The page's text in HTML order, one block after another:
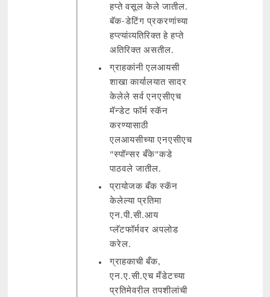
हप्ते वसूल केले जातील.
बॅक-डेटिंग प्रकरणांच्या
हप्त्यांव्यतिरिक्त हे हप्ते
अतिरिक्त असतील.
ग्राहकांनी एलआयसी
शाखा कार्यालयात सादर
केलेले सर्व एनएसीएच
मॅन्डेट फॉर्म स्कॅन
करण्यासाठी
एलआयसीच्या एनएसीएच
"स्पॉन्सर बँके"कडे
पाठवले जातील.
प्रायोजक बँक स्कॅन
केलेल्या प्रतिमा
एन.पी.सी.आय
प्लॅटफॉर्मवर अपलोड
करेल.
ग्राहकाची बँक,
एन.ए.सी.एच मँडेटच्या
प्रतिमेवरील तपशीलांची